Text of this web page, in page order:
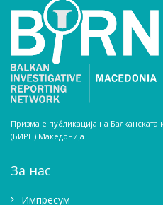
Призма е публикација на
(БИРН) Македонија
За нас
Импресум